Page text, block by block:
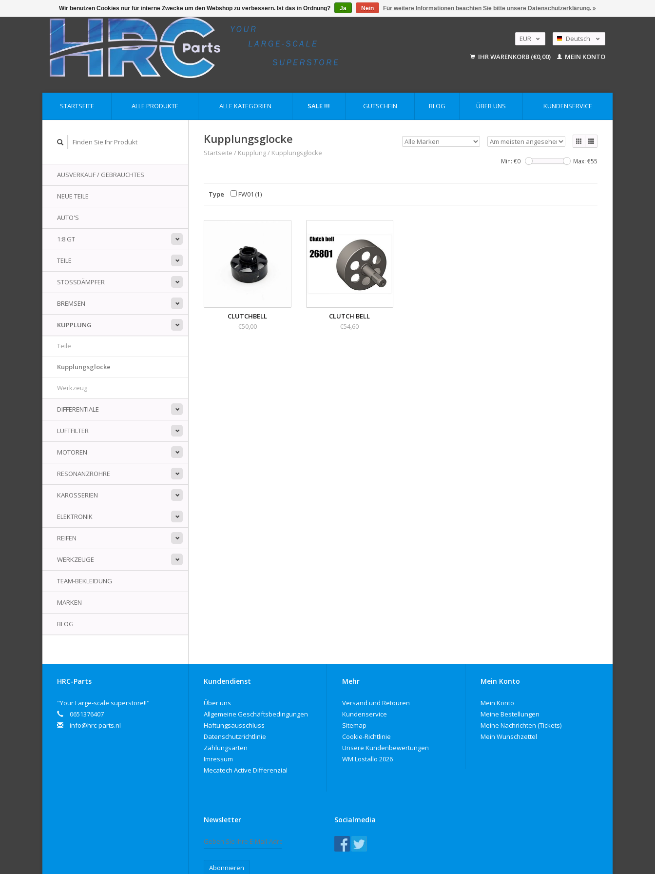
EUR
USD
Deutsch
English
IHR WARENKORB (€0,00) MEIN KONTO
STARTSEITE ALLE PRODUKTE ALLE KATEGORIEN SALE !!! GUTSCHEIN BLOG ÜBER UNS KUNDENSERVICE
AUSVERKAUF / GEBRAUCHTES
NEUE TEILE
AUTO'S
1:8 GT
TEILE
STOSSDÄMPFER
BREMSEN
KUPPLUNG
Teile
Kupplungsglocke
Werkzeug
DIFFERENTIALE
LUFTFILTER
MOTOREN
RESONANZROHRE
KAROSSERIEN
ELEKTRONIK
REIFEN
WERKZEUGE
TEAM-BEKLEIDUNG
MARKEN
BLOG
Kupplungsglocke
Startseite / Kupplung/ Kupplungsglocke
Min: €0 Max: €55
Type FW01 (1)
CLUTCHBELL
€50,00
CLUTCH BELL
€54,60
HRC-Parts
"Your Large-scale superstore!!"
0651376407
info@hrc-parts.nl
Kundendienst
Über uns
Allgemeine Geschäftsbedingungen
Haftungsausschluss
Datenschutzrichtlinie
Zahlungsarten
Imressum
Mecatech Active Differenzial
Mehr
Versand und Retouren
Kundenservice
Sitemap
Cookie-Richtlinie
Unsere Kundenbewertungen
WM Lostallo 2026
Mein Konto
Mein Konto
Meine Bestellungen
Meine Nachrichten (Tickets)
Mein Wunschzettel
Newsletter
Abonnieren
Socialmedia
Wir benutzen Cookies nur für interne Zwecke um den Webshop zu verbessern. Ist das in Ordnung? Ja Nein Für weitere Informationen beachten Sie bitte unsere Datenschutzerklärung. »